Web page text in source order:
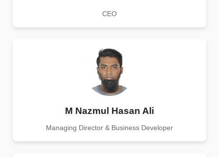
CEO
M Nazmul Hasan Ali
Managing Director & Business Developer